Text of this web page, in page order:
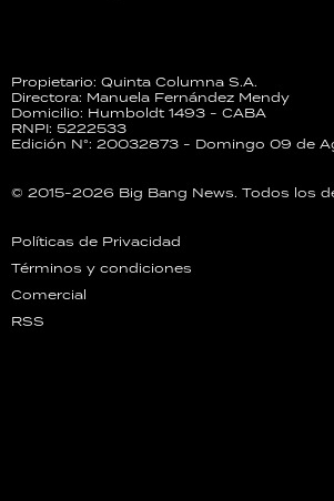
Propietario: Quinta Columna S.A.
Directora: Manuela Fernández Mendy
Domicilio: Humboldt 1493 - CABA
RNPI: 5222533
Edición N°: 20032873 - Domingo 09 de
© 2015-2026 Big Bang News. Todos los
Políticas de Privacidad
Términos y condiciones
Comercial
RSS